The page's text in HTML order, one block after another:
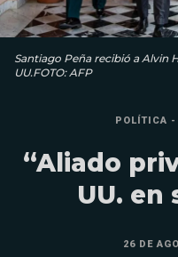
Santiago Peña recibió a Alvin
UU.FOTO: AFP
POLÍTICA
“Aliado
UU. en
26 DE